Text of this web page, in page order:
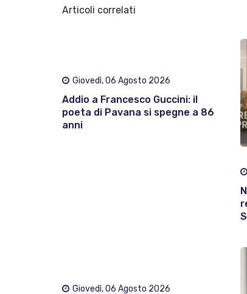
Articoli correlati
Giovedì, 06 Agosto 2026
Addio a Francesco Guccini: il
poeta di Pavana si spegne a 86
anni
Giovedì, 06 Agosto 2026